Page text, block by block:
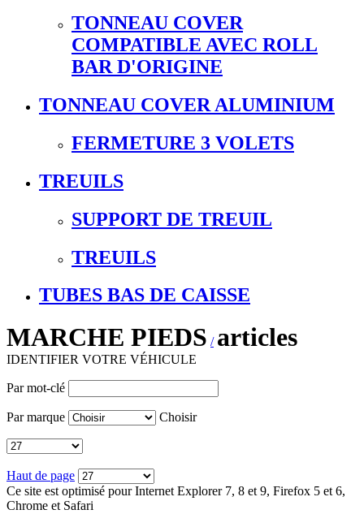
TONNEAU COVER
COMPATIBLE AVEC ROLL
BAR D'ORIGINE
TONNEAU COVER ALUMINIUM
FERMETURE 3 VOLETS
TREUILS
SUPPORT DE TREUIL
TREUILS
TUBES BAS DE CAISSE
MARCHE PIEDS / articles
IDENTIFIER VOTRE VÉHICULE
Par mot-clé
Par marque Choisir
Haut de page
Ce site est optimisé pour Internet Explorer 7, 8 et 9, Firefox 5 et 6,
Chrome et Safari